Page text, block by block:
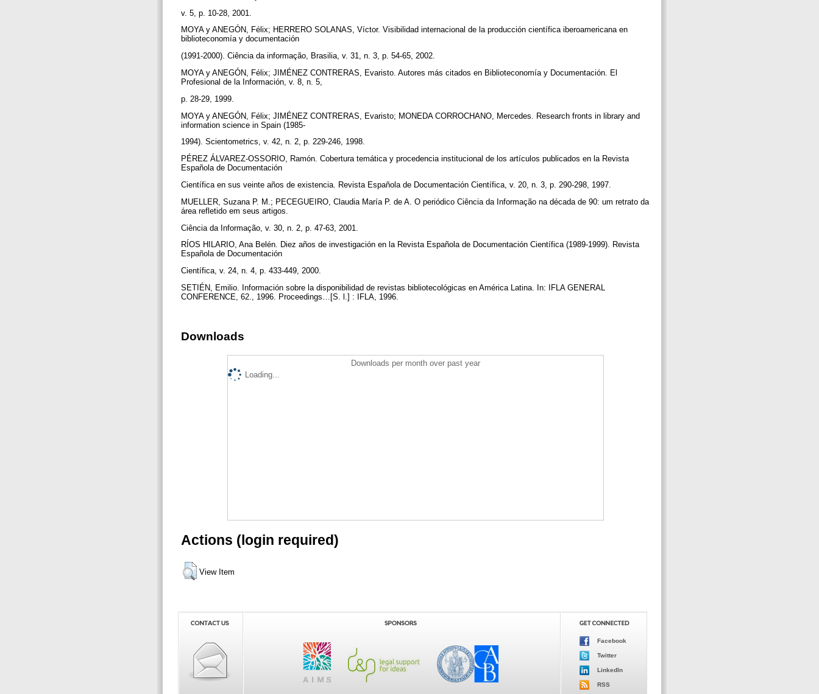
v. 5, p. 10-28, 2001.
MOYA y ANEGÓN, Félix; HERRERO SOLANAS, Víctor. Visibilidad internacional de la producción científica iberoamericana en
biblioteconomía y documentación
(1991-2000). Ciência da informação, Brasilia, v. 31, n. 3, p. 54-65, 2002.
MOYA y ANEGÓN, Félix; JIMÉNEZ CONTRERAS, Evaristo. Autores más citados en Biblioteconomía y Documentación. El
Profesional de la Información, v. 8, n. 5,
p. 28-29, 1999.
MOYA y ANEGÓN, Félix; JIMÉNEZ CONTRERAS, Evaristo; MONEDA CORROCHANO, Mercedes. Research fronts in library and
information science in Spain (1985-
1994). Scientometrics, v. 42, n. 2, p. 229-246, 1998.
PÉREZ ÁLVAREZ-OSSORIO, Ramón. Cobertura temática y procedencia institucional de los artículos publicados en la Revista
Española de Documentación
Científica en sus veinte años de existencia. Revista Española de Documentación Científica, v. 20, n. 3, p. 290-298, 1997.
MUELLER, Suzana P. M.; PECEGUEIRO, Claudia María P. de A. O periódico Ciência da Informação na década de 90: um retrato da
área refletido em seus artigos.
Ciência da Informação, v. 30, n. 2, p. 47-63, 2001.
RÍOS HILARIO, Ana Belén. Diez años de investigación en la Revista Española de Documentación Científica (1989-1999). Revista
Española de Documentación
Científica, v. 24, n. 4, p. 433-449, 2000.
SETIÉN, Emilio. Información sobre la disponibilidad de revistas bibliotecológicas en América Latina. In: IFLA GENERAL
CONFERENCE, 62., 1996. Proceedings…[S. l.] : IFLA, 1996.
Downloads
Downloads per month over past year
Loading...
Actions (login required)
View Item
Facebook
Twitter
LinkedIn
RSS